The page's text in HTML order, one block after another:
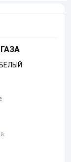
БЕЛЫЙ